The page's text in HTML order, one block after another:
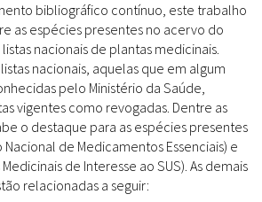
bibliográfico contínuo, este trabalho
as espécies presentes no acervo do
nacionais de plantas medicinais.
nacionais, aquelas que em algum
pelo Ministério da Saúde,
vigentes como revogadas. Dentre as
o destaque para as espécies presentes
Nacional de Medicamentos Essenciais) e
de Interesse ao SUS). As demais
relacionadas a seguir: